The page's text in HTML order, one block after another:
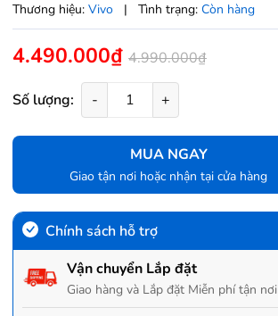
Thương hiệu: Vivo | Tình trạng: Còn hàng
4.490.000₫ 4.990.000₫
Số lượng: - +
MUA NGAY
Giao tận nơi hoặc nhận tại cửa hàng
Chính sách hỗ trợ
Vận chuyển Lắp đặt
Giao hàng và Lắp đặt Miễn phí tận nơi